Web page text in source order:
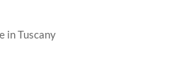
in Tuscany